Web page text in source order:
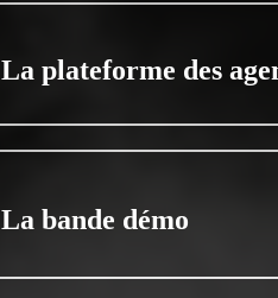
La plateforme des
La bande démo